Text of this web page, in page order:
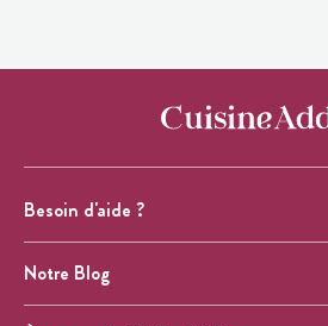
Besoin d'aide ?
Notre Blog